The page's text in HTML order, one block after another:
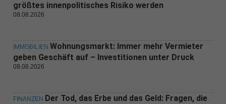
größtes innenpolitisches Risiko werden
08.08.2026
IMMOBILIEN Wohnungsmarkt: Immer mehr Vermieter
geben Geschäft auf – Investitionen unter Druck
08.08.2026
FINANZEN Der Tod, das Erbe und das Geld: Fragen, die